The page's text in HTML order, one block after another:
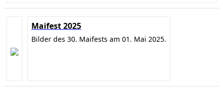
Maifest 2025
Bilder des 30. Maifests am 01. Mai 2025.